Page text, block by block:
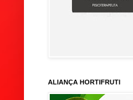
ALIANÇA HORTIFRUTI